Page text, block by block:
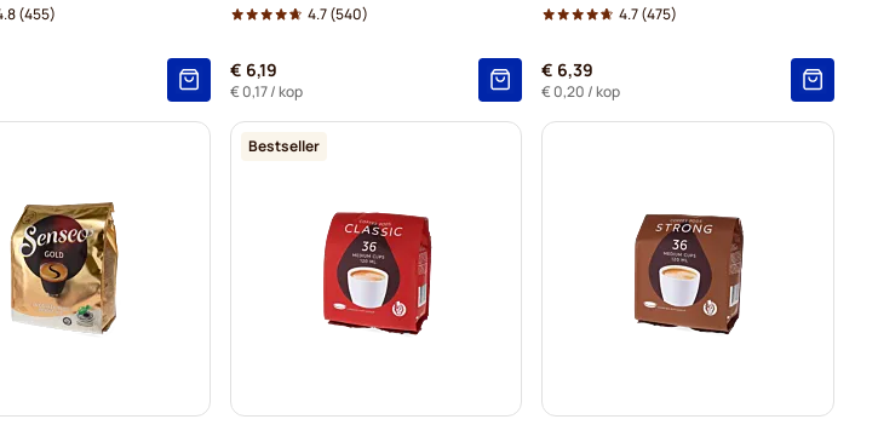
(455) 4.7(540)
€ 6,19
€ 0,17/ kop
4.7(475)
€ 6,39
€ 0,20 / kop
Bestseller